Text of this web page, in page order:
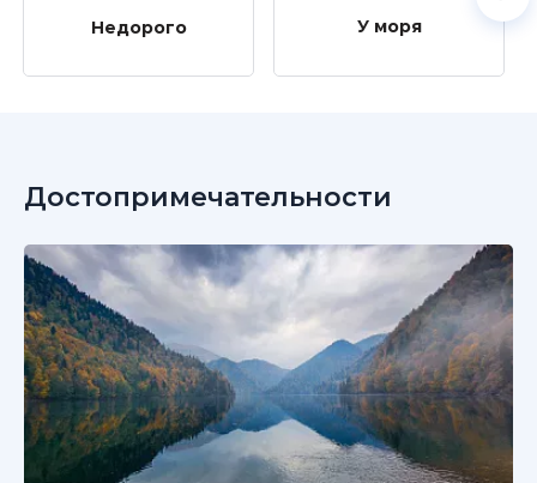
Недорого У моря
Достопримечательности